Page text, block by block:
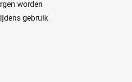
worden
gebruik